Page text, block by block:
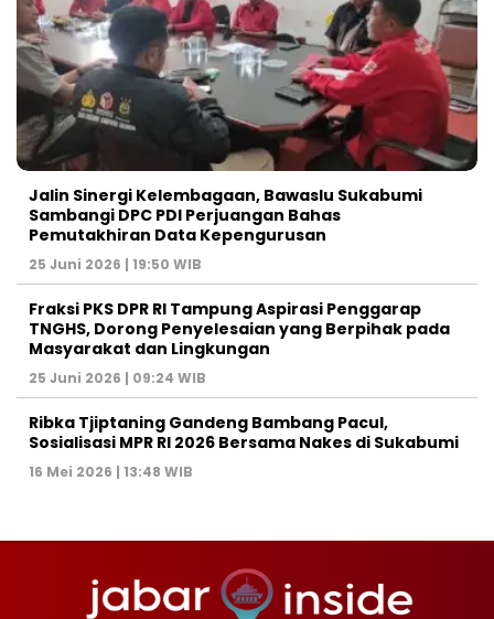
Jalin Sinergi Kelembagaan, Bawaslu Sukabumi
Sambangi DPC PDI Perjuangan Bahas
Pemutakhiran Data Kepengurusan
25 Juni 2026 | 19:50 WIB
‎Fraksi PKS DPR RI Tampung Aspirasi Penggarap
TNGHS, Dorong Penyelesaian yang Berpihak pada
Masyarakat dan Lingkungan‎
25 Juni 2026 | 09:24 WIB
Ribka Tjiptaning Gandeng Bambang Pacul,
Sosialisasi MPR RI 2026 Bersama Nakes di Sukabumi
16 Mei 2026 | 13:48 WIB